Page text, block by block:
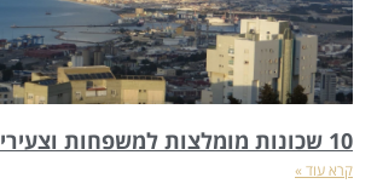
10 שכונות מומלצות למשפחות וצעירים בקריות
קרא עוד »